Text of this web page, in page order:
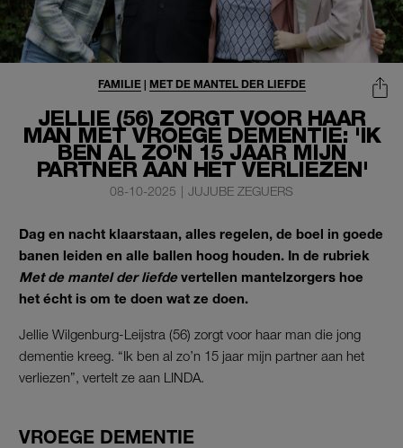
JELLIE (56) ZORGT VOOR HAAR
MAN MET VROEGE DEMENTIE: 'IK
BEN AL ZO'N 15 JAAR MIJN
PARTNER AAN HET VERLIEZEN'
FAMILIE| MET DE MANTEL DER LIEFDE
08-10-2025 | JUJUBE ZEGUERS
Dag en nacht klaarstaan, alles regelen, de boel in goede
banen leiden en alle ballen hoog houden. In de rubriek
Met de mantel der liefdevertellen mantelzorgers hoe
het écht is om te doen wat ze doen.
Jellie Wilgenburg-Leijstra (56) zorgt voor haar man die jong
dementie kreeg. “Ik ben al zo’n 15 jaar mijn partner aan het
verliezen”, vertelt ze aan LINDA.
VROEGE DEMENTIE